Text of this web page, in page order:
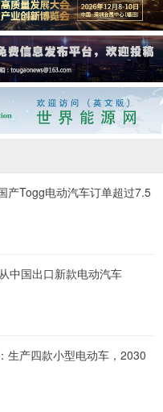
产Togg电动汽车订单超过7.5
中国出口新款电动汽车
生产四款小型电动车，2030